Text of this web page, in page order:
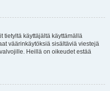
tietyltä käyttäjältä käyttämällä
väärinkäytöksiä sisältäviä viestejä
Heillä on oikeudet estää